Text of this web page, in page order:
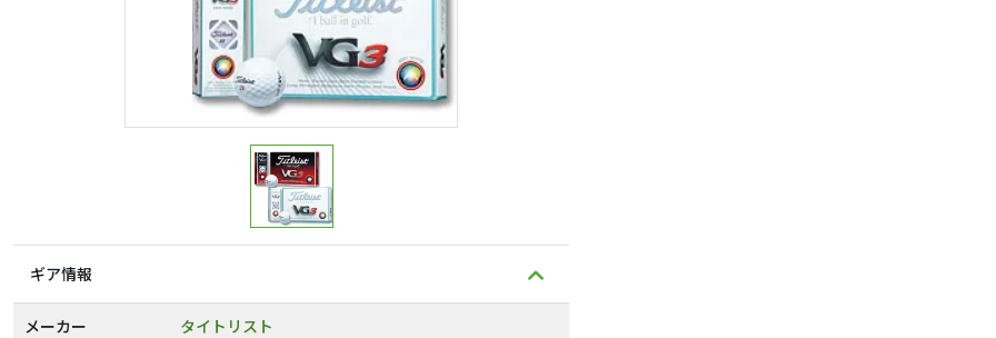
ギア情報
メーカー
タイトリスト